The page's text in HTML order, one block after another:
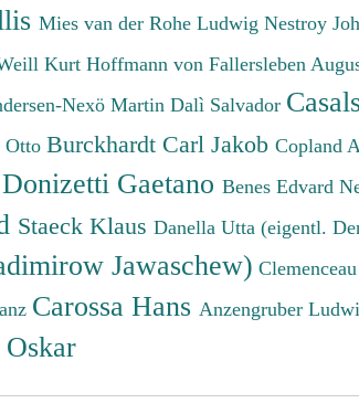
Mies van der Rohe Ludwig Nestroy
Kurt Hoffmann von Fallersleben
Nexö Martin Dalì Salvador
Otto Burckhardt Carl Jakob Copland
Donizetti Gaetano Benes Edvard
Staeck Klaus Danella Utta (eigentl.
Jawaschew)
Carossa Hans Anzengruber
Oskar